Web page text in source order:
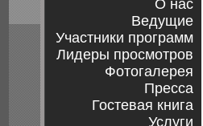
О нас
Ведущие
Участники программ
Лидеры просмотров
Фотогалерея
Пресса
Гостевая книга
Услуги